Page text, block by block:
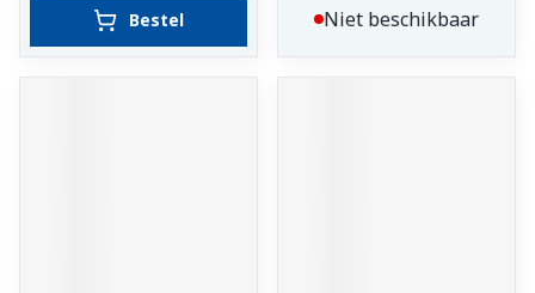
Bestel Niet beschikbaar